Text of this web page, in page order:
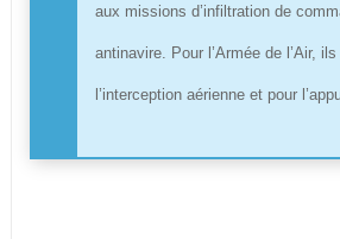
aux missions d’infiltration de
antinavire. Pour l’Armée de l’Air,
l’interception aérienne et pour